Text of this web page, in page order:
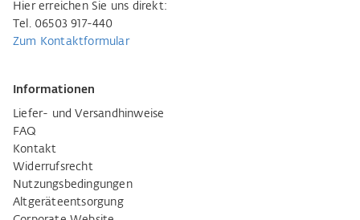
Hier erreichen Sie uns direkt:
Tel. 06503 917-440
Zum Kontaktformular
Informationen
Liefer- und Versandhinweise
FAQ
Kontakt
Widerrufsrecht
Nutzungsbedingungen
Altgeräteentsorgung